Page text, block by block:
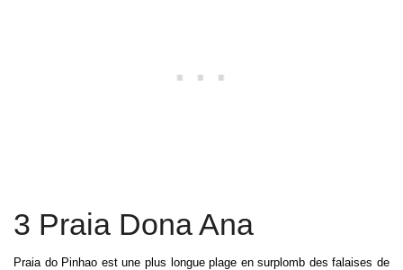
3 Praia Dona Ana
Praia do Pinhao est une plus longue plage en surplomb des falaises de